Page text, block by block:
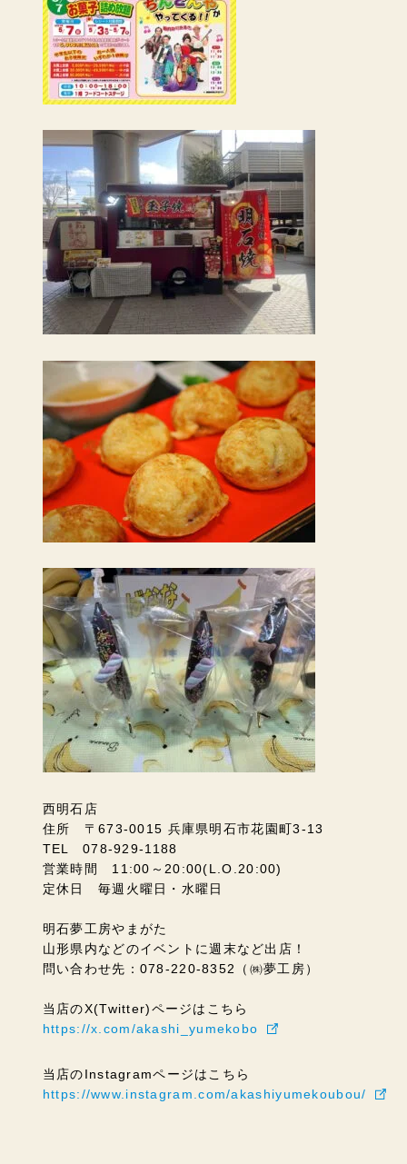
西明石店
住所 〒673-0015 兵庫県明石市花園町3-13
TEL 078-929-1188
営業時間 11:00～20:00(L.O.20:00)
定休日 毎週火曜日・水曜日
明石夢工房やまがた
山形県内などのイベントに週末など出店！
問い合わせ先：078-220-8352（㈱夢工房）
当店のX(Twitter)ページはこちら
https://x.com/akashi_yumekobo
当店のInstagramページはこちら
https://www.instagram.com/akashiyumekoubou/